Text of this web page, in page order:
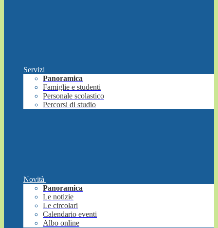
Servizi
Panoramica
Famiglie e studenti
Personale scolastico
Percorsi di studio
Novità
Panoramica
Le notizie
Le circolari
Calendario eventi
Albo online